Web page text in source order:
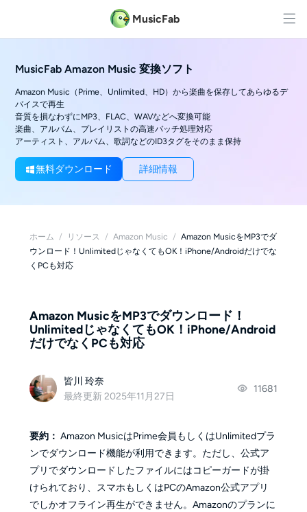
MusicFab
MusicFab Amazon Music 変換ソフト
Amazon Music（Prime、Unlimited、HD）から楽曲を保存してあらゆるデ
バイスで再生
音質を損なわずにMP3、FLAC、WAVなどへ変換可能
楽曲、アルバム、プレイリストの高速バッチ処理対応
アーティスト、アルバム、歌詞などのID3タグをそのまま保持
無料ダウンロード 詳細情報
ホーム / リソース / Amazon Music / Amazon MusicをMP3でダ
ウンロード！UnlimitedじゃなくてもOK！iPhone/Androidだけでな
くPCも対応
Amazon MusicをMP3でダウンロード！
UnlimitedじゃなくてもOK！iPhone/Android
だけでなくPCも対応
皆川 玲奈
最終更新 2025年11月27日
11681
要約： Amazon MusicはPrime会員もしくはUnlimitedプラ
ンでダウンロード機能が利用できます。ただし、公式ア
プリでダウンロードしたファイルにはコピーガードが掛
けられており、スマホもしくはPCのAmazon公式アプリ
でしかオフライン再生ができません。Amazonのプランに